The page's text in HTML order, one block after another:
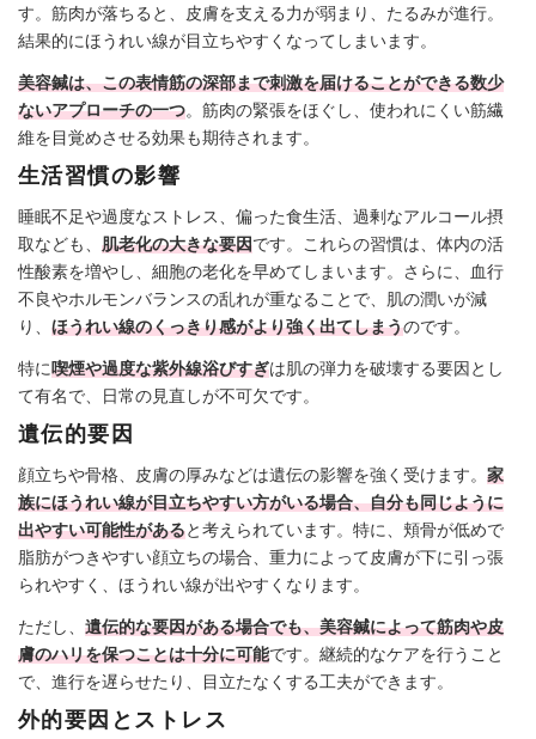
す。筋肉が落ちると、皮膚を支える力が弱まり、たるみが進行。
結果的にほうれい線が目立ちやすくなってしまいます。
美容鍼は、この表情筋の深部まで刺激を届けることができる数少
ないアプローチの一つ。筋肉の緊張をほぐし、使われにくい筋繊
維を目覚めさせる効果も期待されます。
生活習慣の影響
睡眠不足や過度なストレス、偏った食生活、過剰なアルコール摂
取なども、 肌老化の大きな要因です。これらの習慣は、体内の活
性酸素を増やし、細胞の老化を早めてしまいます。さらに、血行
不良やホルモンバランスの乱れが重なることで、肌の潤いが減
り、 ほうれい線のくっきり感がより強く出てしまうのです。
特に喫煙や過度な紫外線浴びすぎは肌の弾力を破壊する要因とし
て有名で、日常の見直しが不可欠です。
遺伝的要因
顔立ちや骨格、皮膚の厚みなどは遺伝の影響を強く受けます。 家
族にほうれい線が目立ちやすい方がいる場合、自分も同じように
出やすい可能性があると考えられています。特に、頬骨が低めで
脂肪がつきやすい顔立ちの場合、重力によって皮膚が下に引っ張
られやすく、ほうれい線が出やすくなります。
ただし、 遺伝的な要因がある場合でも、美容鍼によって筋肉や皮
膚のハリを保つことは十分に可能です。継続的なケアを行うこと
で、進行を遅らせたり、目立たなくする工夫ができます。
外的要因とストレス